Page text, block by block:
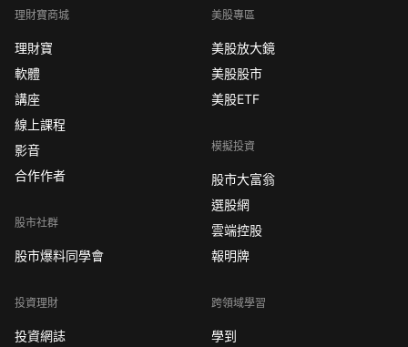
理財寶商城
理財寶
軟體
講座
線上課程
影音
合作作者
股市社群
股市爆料同學會
投資理財
投資網誌
美股專區
美股放大鏡
美股股市
美股ETF
模擬投資
股市大富翁
選股網
雲端控股
報明牌
跨領域學習
學到